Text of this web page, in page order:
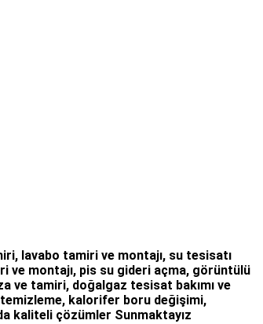
, lavabo tamiri ve montajı, su tesisatı
ve montajı, pis su gideri açma, görüntülü
ve tamiri, doğalgaz tesisat bakımı ve
kalorifer boru değişimi,
kaliteli çözümler Sunmaktayız